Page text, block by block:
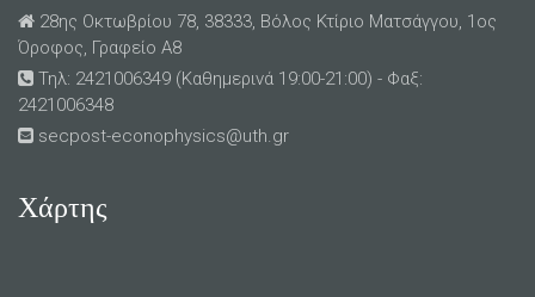
28ης Οκτωβρίου 78, 38333, Βόλος Κτίριο Ματσάγγου, 1ος
Όροφος, Γραφείο Α8
Τηλ: 2421006349 (Καθημερινά 19:00-21:00) - Φαξ:
2421006348
secpost-econophysics@uth.gr
Χάρτης